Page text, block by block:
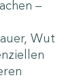
–
Wut